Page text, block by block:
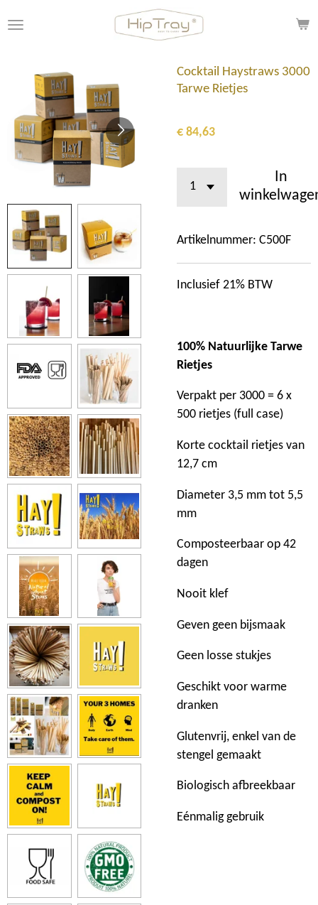
direct
hoofdinhoud
Cocktail Haystraws 3000
Tarwe Rietjes
€ 84,63
In
Artikelnummer: C500F
Inclusief 21% BTW
100% Natuurlijke Tarwe
Rietjes
Verpakt per 3000 = 6 x
500 rietjes (full case)
Korte cocktail rietjes van
12,7 cm
Diameter 3,5 mm tot 5,5
mm
Composteerbaar op 42
dagen
Nooit klef
Geven geen bijsmaak
Geen losse stukjes
Geschikt voor warme
dranken
Glutenvrij, enkel van de
stengel gemaakt
Biologisch afbreekbaar
Eénmalig gebruik